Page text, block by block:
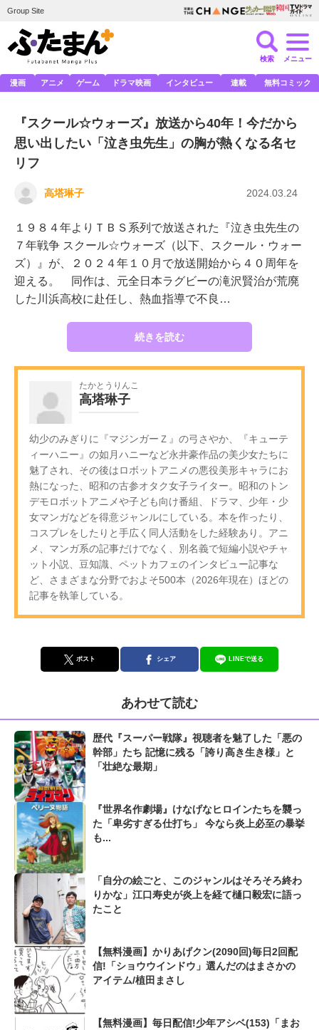
Group Site
検索 メニュー
漫画 アニメ ゲーム ドラマ映画 インタビュー 連載 無料コミック
『スクール☆ウォーズ』放送から40年！今だから
思い出したい「泣き虫先生」の胸が熱くなる名セ
リフ
高塔琳子 2024.03.24
１９８４年よりＴＢＳ系列で放送された『泣き虫先生の
７年戦争 スクール☆ウォーズ（以下、スクール・ウォー
ズ）』が、２０２４年１０月で放送開始から４０周年を
迎える。 同作は、元全日本ラグビーの滝沢賢治が荒廃
した川浜高校に赴任し、熱血指導で不良…
続きを読む
たかとうりんこ
高塔琳子
幼少のみぎりに『マジンガーＺ』の弓さやか、『キューテ
ィーハニー』の如月ハニーなど永井豪作品の美少女たちに
魅了され、その後はロボットアニメの悪役美形キャラにお
熱になった、昭和の古参オタク女子ライター。昭和のトン
デモロボットアニメや子ども向け番組、ドラマ、少年・少
女マンガなどを得意ジャンルにしている。本を作ったり、
コスプレをしたりと手広く同人活動をした経験あり。アニ
メ、マンガ系の記事だけでなく、別名義で短編小説やチャ
ット小説、豆知識、ペットカフェのインタビュー記事な
ど、さまざまな分野でおよそ500本（2026年現在）ほどの
記事を執筆している。
ポスト シェア LINEで送る
あわせて読む
歴代『スーパー戦隊』視聴者を魅了した「悪の
幹部」たち 記憶に残る「誇り高き生き様」と
「壮絶な最期」
『世界名作劇場』けなげなヒロインたちを襲っ
た「卑劣すぎる仕打ち」 今なら炎上必至の暴挙
も...
「自分の絵ごと、このジャンルはそろそろ終わ
りかな」江口寿史が炎上を経て樋口毅宏に語っ
たこと
【無料漫画】かりあげクン(2090回)毎日2回配
信!「ショウウインドウ」選んだのはまさかの
アイテム/植田まさし
【無料漫画】毎日配信!少年アシベ(153)「まお